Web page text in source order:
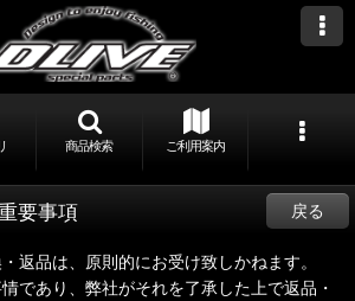
商品検索 ご利用案内
要事項 戻る
返品は、原則的にお受け致しかねます。
であり、弊社がそれを了承した上で返品・